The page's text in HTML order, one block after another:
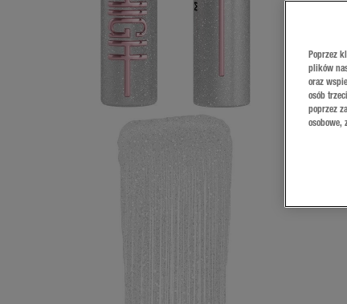
Poprzez
plików
oraz
osób
poprzez
osobowe,